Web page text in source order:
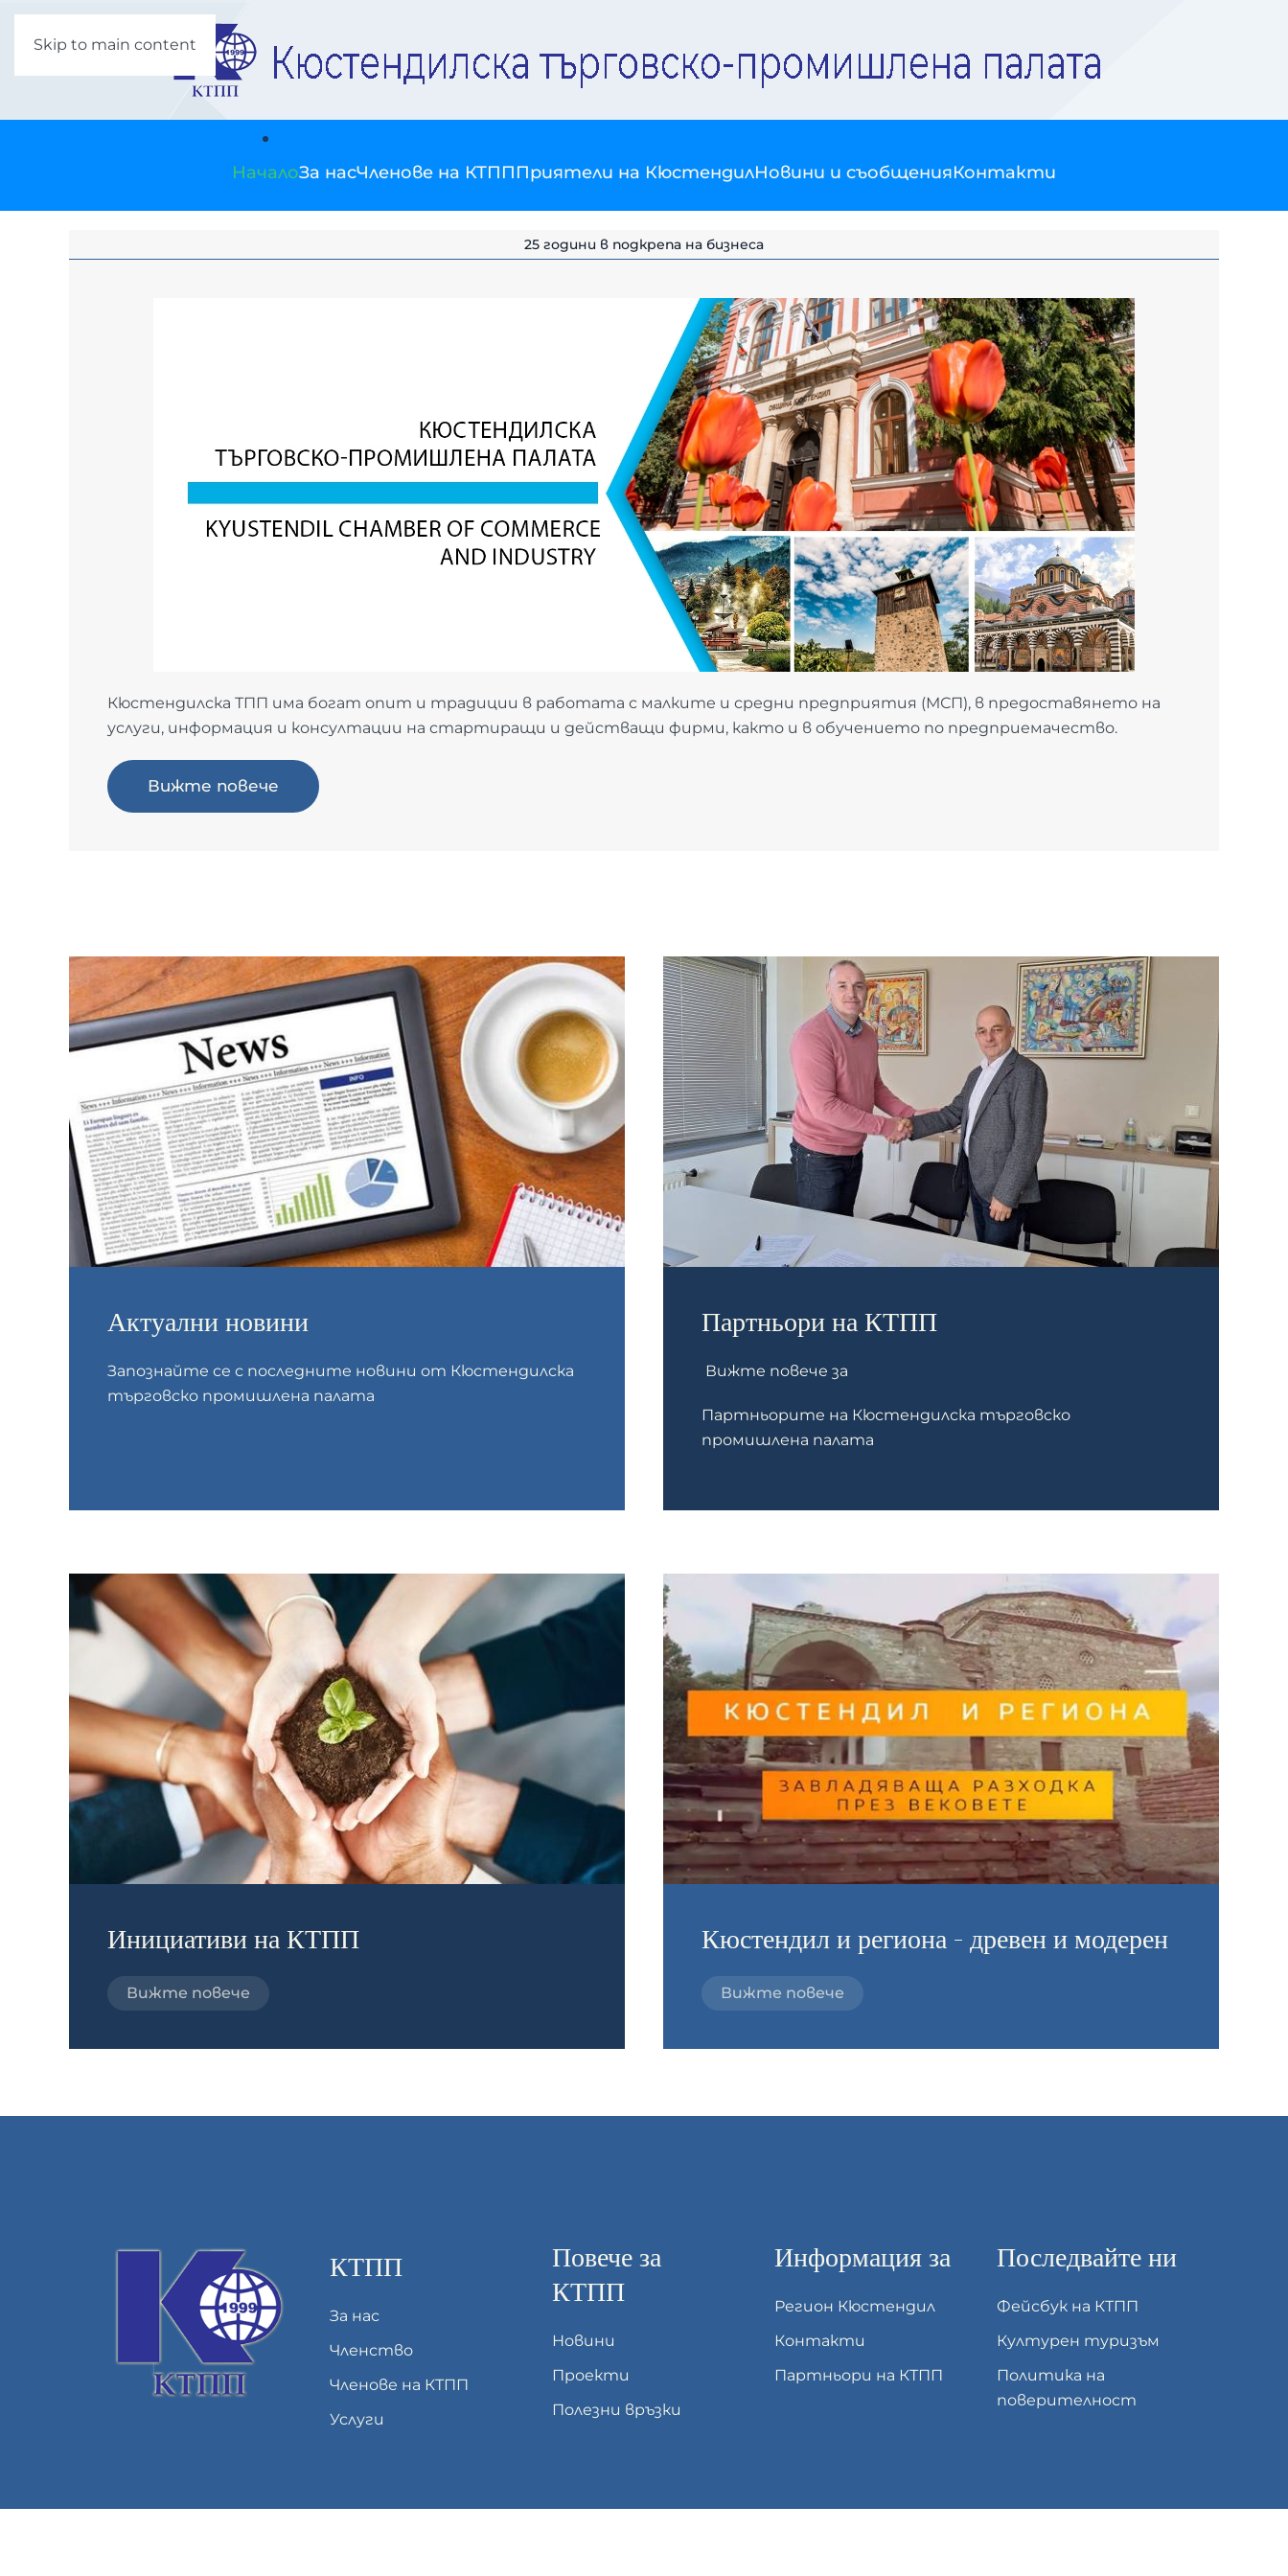
Skip to main content
НачалоЗа насЧленове на КТПППриятели на КюстендилНовини и съобщенияКонтакти
25 години в подкрепа на бизнеса
Кюстендилска ТПП има богат опит и традиции в работата с малките и средни предприятия (МСП), в предоставянето на
услуги, информация и консултации на стартиращи и действащи фирми, както и в обучението по предприемачество.
Вижте повече
Актуални новини
Запознайте се с последните новини от Кюстендилска
търговско промишлена палата
Партньори на КТПП
Вижте повече за
Партньорите на Кюстендилска търговско
промишлена палата
Инициативи на КТПП
Вижте повече
Кюстендил и региона - древен и модерен
Вижте повече
КТПП
За нас
Членство
Членове на КТПП
Услуги
Повече за
КТПП
Новини
Проекти
Полезни връзки
Информация за
Регион Кюстендил
Контакти
Партньори на КТПП
Последвайте ни
Фейсбук на КТПП
Културен туризъм
Политика на
поверителност